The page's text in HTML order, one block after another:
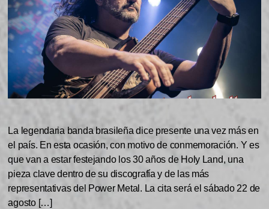
La legendaria banda brasileña dice presente una vez más en
el país. En esta ocasión, con motivo de conmemoración. Y es
que van a estar festejando los 30 años de Holy Land, una
pieza clave dentro de su discografía y de las más
representativas del Power Metal. La cita será el sábado 22 de
agosto […]